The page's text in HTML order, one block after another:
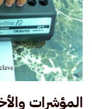
المؤشرات